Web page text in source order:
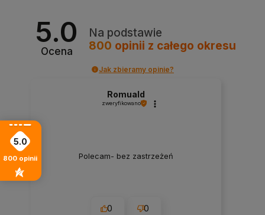
5.0
Ocena
Na podstawie
800 opinii z całego okresu
Jak zbieramy opinie?
Romuald
zweryfikowano
Polecam- bez zastrzeżeń
0 0
5.0
800 opinii